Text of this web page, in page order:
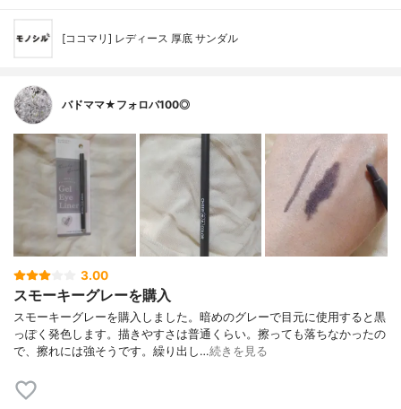
[ココマリ] レディース 厚底 サンダル
バドママ★フォロバ100◎
3.00
スモーキーグレーを購入
スモーキーグレーを購入しました。暗めのグレーで目元に使用すると黒
っぽく発色します。描きやすさは普通くらい。擦っても落ちなかったの
で、擦れには強そうです。繰り出し…続きを見る